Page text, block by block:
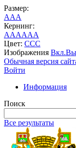
Размер:
AAA
Кернинг:
AAAAAA
Цвет: CCC
Изображения Вкл.
Обычная версия
Войти
Информация
Поиск
Все результаты